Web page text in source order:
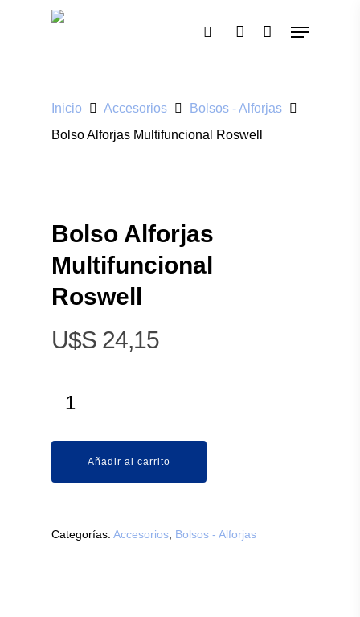
Inicio Accesorios
Bolsos - Alforjas
Bolso Alforjas Multifuncional Roswell
Bolso Alforjas
Multifuncional
Roswell
$
24,15
Añadir al carrito
Categorías: Accesorios Bolsos - Alforjas